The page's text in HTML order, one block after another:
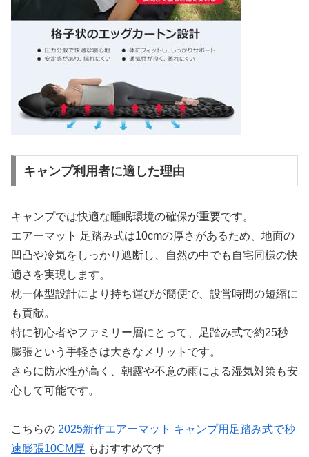
キャンプ利用者に適した理由
キャンプでは快適な睡眠環境の確保が重要です。
エアーマット 足踏み式は10cmの厚さがあるため、地面の
凹凸や冷気をしっかり遮断し、自然の中でも自宅同様の快
適さを実現します。
枕一体型設計により持ち運びが簡便で、設営時間の短縮に
も貢献。
特に初心者やファミリー層にとって、足踏み式で約25秒
膨張という手軽さは大きなメリットです。
さらに防水性が高く、朝露や不意の雨による湿気対策も安
心して可能です。
こちらの 2025新作エアーマット キャンプ用足踏み式で秒
速膨張10CM厚 もおすすめです